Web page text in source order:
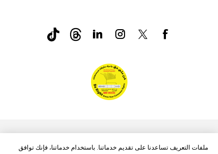
ملفات التعريف تساعدنا على تقديم خدماتنا. باستخدام خدماتنا، فإنك توافق